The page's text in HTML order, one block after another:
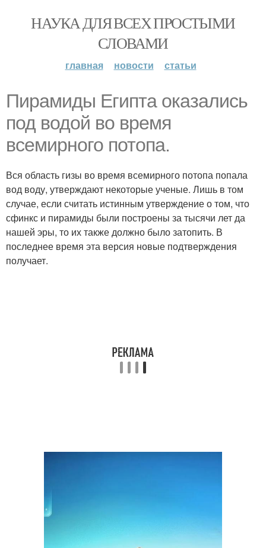
НАУКА ДЛЯ ВСЕХ ПРОСТЫМИ
СЛОВАМИ
главная новости статьи
Пирамиды Египта оказались
под водой во время
всемирного потопа.
Вся область гизы во время всемирного потопа попала
вод воду, утверждают некоторые ученые. Лишь в том
случае, если считать истинным утверждение о том, что
сфинкс и пирамиды были построены за тысячи лет да
нашей эры, то их также должно было затопить. В
последнее время эта версия новые подтверждения
получает.